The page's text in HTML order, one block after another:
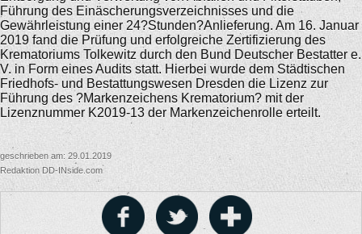
Führung des Einäscherungsverzeichnisses und die
Gewährleistung einer 24?Stunden?Anlieferung. Am 16. Januar
2019 fand die Prüfung und erfolgreiche Zertifizierung des
Krematoriums Tolkewitz durch den Bund Deutscher Bestatter e.
V. in Form eines Audits statt. Hierbei wurde dem Städtischen
Friedhofs- und Bestattungswesen Dresden die Lizenz zur
Führung des ?Markenzeichens Krematorium? mit der
Lizenznummer K2019-13 der Markenzeichenrolle erteilt.
geschrieben am: 29.01.2019
Redaktion DD-INside.com